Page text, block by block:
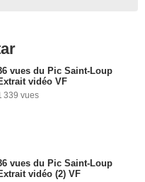
vues du Pic Saint-Loup
vidéo VF
339 vues
vues du Pic Saint-Loup
vidéo (2) VF